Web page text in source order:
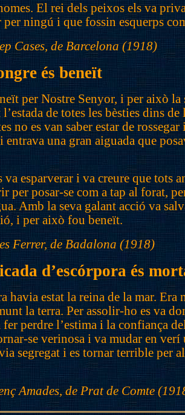
El rei dels peixos els va
ningú i que fossin esquerps
Cases, de Barcelona (1918)
és beneït
per Nostre Senyor, i per això la
de totes les bèsties dins de
no es van saber estar de
entrava una gran aiguada que
esparverar i va creure que tots
per posar-se com a tap al forat,
Amb la seva galant acció va
i per això fou beneït.
Ferrer, de Badalona (1918)
d’escórpora és
havia estat la reina de la mar.
la terra. Per assolir-ho es va
perdre l’estima i la confiança
se verinosa i va mudar en
segregat i es tornar terrible per
Amades, de Prat de Comte